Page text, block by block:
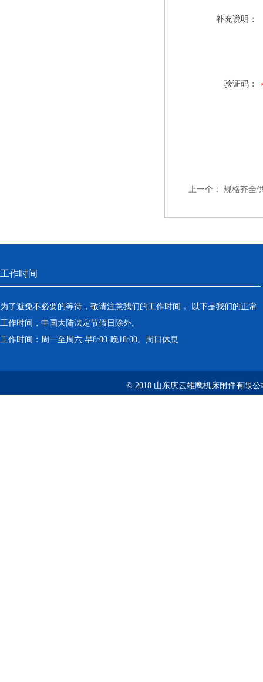
补充说明：
验证码：
上一个： 规格齐全
工作时间
为了避免不必要的等待，敬请注意我们的工作时间 。以下是我们的正常
工作时间，中国大陆法定节假日除外。
工作时间：周一至周六 早8:00-晚18:00。周日休息
© 2018 山东庆云雄鹰机床附件有限